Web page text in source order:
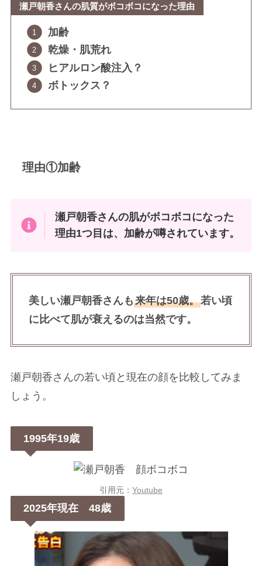
瀬戸朝香さんの肌質がボコボコになった理由
加齢
乾燥・肌荒れ
ヒアルロン酸注入？
ボトックス？
理由①加齢
瀬戸朝香さんの肌がボコボコになった
理由1つ目は、加齢が噂されています。
美しい瀬戸朝香さんも来年は50歳。若い頃
に比べて肌が衰えるのは当然です。
瀬戸朝香さんの若い頃と現在の顔を比較してみま
しょう。
1995年19歳
引用元： Youtube
2025年現在 48歳